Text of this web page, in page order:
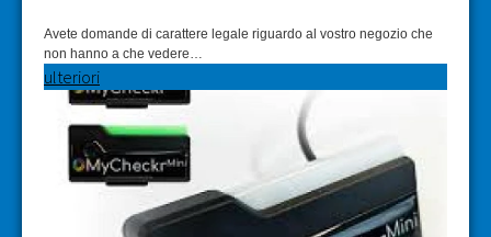
Avete domande di carattere legale riguardo al vostro negozio che
non hanno a che vedere…
ulteriori